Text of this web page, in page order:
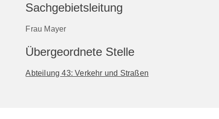
Sachgebietsleitung
Frau Mayer
Übergeordnete Stelle
Abteilung 43: Verkehr und Straßen